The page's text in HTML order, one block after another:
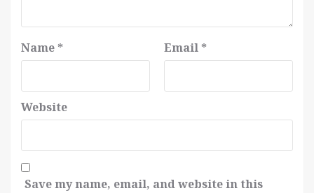
Name * Email *
Website
Save my name, email, and website in this